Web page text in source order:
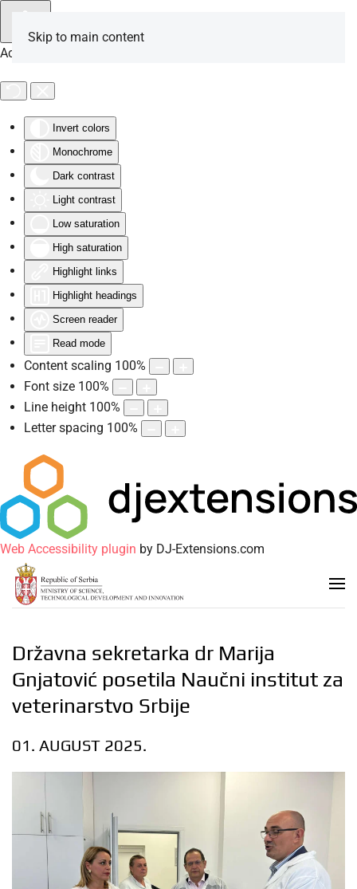
Accessibility Tools
Invert colors
Monochrome
Dark contrast
Light contrast
Low saturation
High saturation
Highlight links
Highlight headings
Screen reader
Read mode
Content scaling 100%
Font size 100%
Line height 100%
Letter spacing 100%
Web Accessibility plugin by DJ-Extensions.com
Skip to main content
Državna sekretarka dr Marija
Gnjatović posetila Naučni institut za
veterinarstvo Srbije
01. AUGUST 2025.